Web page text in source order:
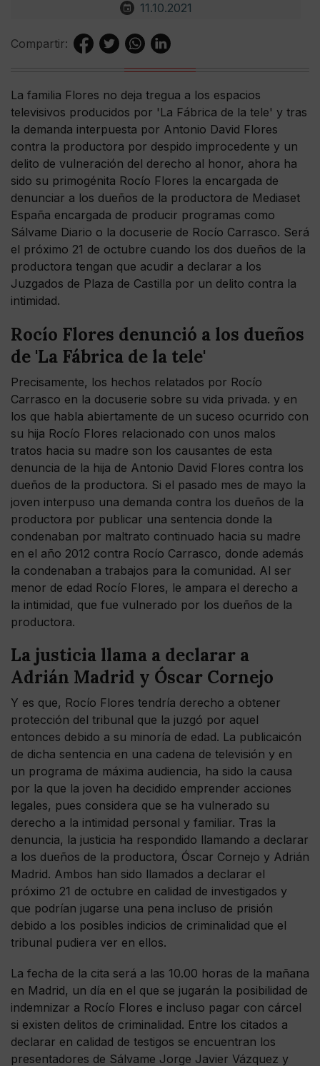
11.10.2021
Compartir:
La familia Flores no deja tregua a los espacios
televisivos producidos por 'La Fábrica de la tele' y tras
la demanda interpuesta por Antonio David Flores
contra la productora por despido improcedente y un
delito de vulneración del derecho al honor, ahora ha
sido su primogénita Rocío Flores la encargada de
denunciar a los dueños de la productora de Mediaset
España encargada de producir programas como
Sálvame Diario o la docuserie de Rocío Carrasco. Será
el próximo 21 de octubre cuando los dos dueños de la
productora tengan que acudir a declarar a los
Juzgados de Plaza de Castilla por un delito contra la
intimidad.
Rocío Flores denunció a los dueños
de 'La Fábrica de la tele'
Precisamente, los hechos relatados por Rocío
Carrasco en la docuserie sobre su vida privada. y en
los que habla abiertamente de un suceso ocurrido con
su hija Rocío Flores relacionado con unos malos
tratos hacia su madre son los causantes de esta
denuncia de la hija de Antonio David Flores contra los
dueños de la productora. Si el pasado mes de mayo la
joven interpuso una demanda contra los dueños de la
productora por publicar una sentencia donde la
condenaban por maltrato continuado hacia su madre
en el año 2012 contra Rocío Carrasco, donde además
la condenaban a trabajos para la comunidad. Al ser
menor de edad Rocío Flores, le ampara el derecho a
la intimidad, que fue vulnerado por los dueños de la
productora.
La justicia llama a declarar a
Adrián Madrid y Óscar Cornejo
Y es que, Rocío Flores tendría derecho a obtener
protección del tribunal que la juzgó por aquel
entonces debido a su minoría de edad. La publicaicón
de dicha sentencia en una cadena de televisión y en
un programa de máxima audiencia, ha sido la causa
por la que la joven ha decidido emprender acciones
legales, pues considera que se ha vulnerado su
derecho a la intimidad personal y familiar. Tras la
denuncia, la justicia ha respondido llamando a declarar
a los dueños de la productora, Óscar Cornejo y Adrián
Madrid. Ambos han sido llamados a declarar el
próximo 21 de octubre en calidad de investigados y
que podrían jugarse una pena incluso de prisión
debido a los posibles indicios de criminalidad que el
tribunal pudiera ver en ellos.
La fecha de la cita será a las 10.00 horas de la mañana
en Madrid, un día en el que se jugarán la posibilidad de
indemnizar a Rocío Flores e incluso pagar con cárcel
si existen delitos de criminalidad. Entre los citados a
declarar en calidad de testigos se encuentran los
presentadores de Sálvame Jorge Javier Vázquez y